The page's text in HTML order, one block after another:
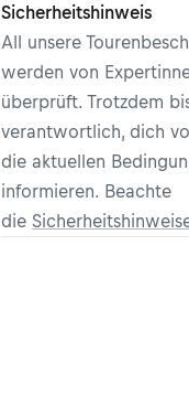
Sicherheitshinweis
All unsere
werden von
überprüft. Trotzdem
verantwortlich, dich
die aktuellen
informieren. Beachte
die